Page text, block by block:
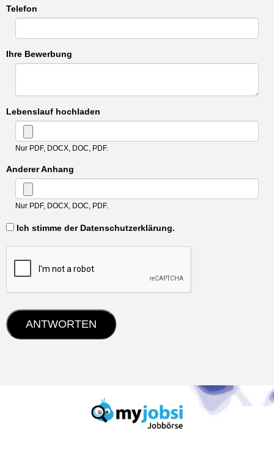
Telefon
Ihre Bewerbung
Lebenslauf hochladen
Nur PDF, DOCX, DOC, PDF.
Anderer Anhang
Nur PDF, DOCX, DOC, PDF.
‏‏‎ ‎Ich stimme der Datenschutzerklärung.